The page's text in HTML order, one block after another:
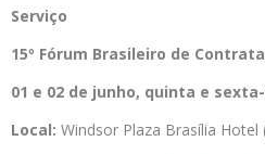
Serviço
15º Fórum Brasileiro de
01 e 02 de junho, quinta e
Local: Windsor Plaza Brasília Hotel